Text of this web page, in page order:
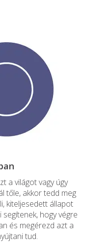
a világot vagy úgy
tőle, akkor tedd meg
kiteljesedett állapot
hogy végre
és megérezd azt a
tud.